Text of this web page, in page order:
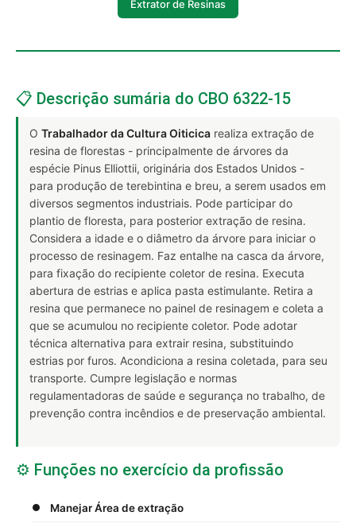
Extrator de Resinas
📋 Descrição sumária do CBO 6322-15
O Trabalhador da Cultura Oiticica realiza extração de
resina de florestas - principalmente de árvores da
espécie Pinus Elliottii, originária dos Estados Unidos -
para produção de terebintina e breu, a serem usados em
diversos segmentos industriais. Pode participar do
plantio de floresta, para posterior extração de resina.
Considera a idade e o diâmetro da árvore para iniciar o
processo de resinagem. Faz entalhe na casca da árvore,
para fixação do recipiente coletor de resina. Executa
abertura de estrias e aplica pasta estimulante. Retira a
resina que permanece no painel de resinagem e coleta a
que se acumulou no recipiente coletor. Pode adotar
técnica alternativa para extrair resina, substituindo
estrias por furos. Acondiciona a resina coletada, para seu
transporte. Cumpre legislação e normas
regulamentadoras de saúde e segurança no trabalho, de
prevenção contra incêndios e de preservação ambiental.
⚙️ Funções no exercício da profissão
Manejar Área de extração